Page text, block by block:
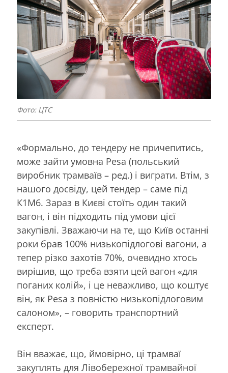
Фото: ЦТС
«Формально, до тендеру не причепитись,
може зайти умовна Pesa (польський
виробник трамваїв – ред.) і виграти. Втім, з
нашого досвіду, цей тендер – саме під
К1М6. Зараз в Києві стоїть один такий
вагон, і він підходить під умови цієї
закупівлі. Зважаючи на те, що Київ останні
роки брав 100% низькопідлогові вагони, а
тепер різко захотів 70%, очевидно хтось
вирішив, що треба взяти цей вагон «для
поганих колій», і це неважливо, що коштує
він, як Pesa з повністю низькопідлоговим
салоном», – говорить транспортний
експерт.
Він вважає, що, ймовірно, ці трамваї
закуплять для Лівобережної трамвайної